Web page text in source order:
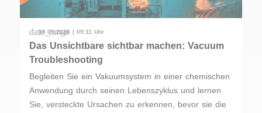
date_range
10.09.2026 | 09:11 Uhr
Das Unsichtbare sichtbar machen: Vacuum
Troubleshooting
Begleiten Sie ein Vakuumsystem in einer chemischen
Anwendung durch seinen Lebenszyklus und lernen
Sie, versteckte Ursachen zu erkennen, bevor sie die